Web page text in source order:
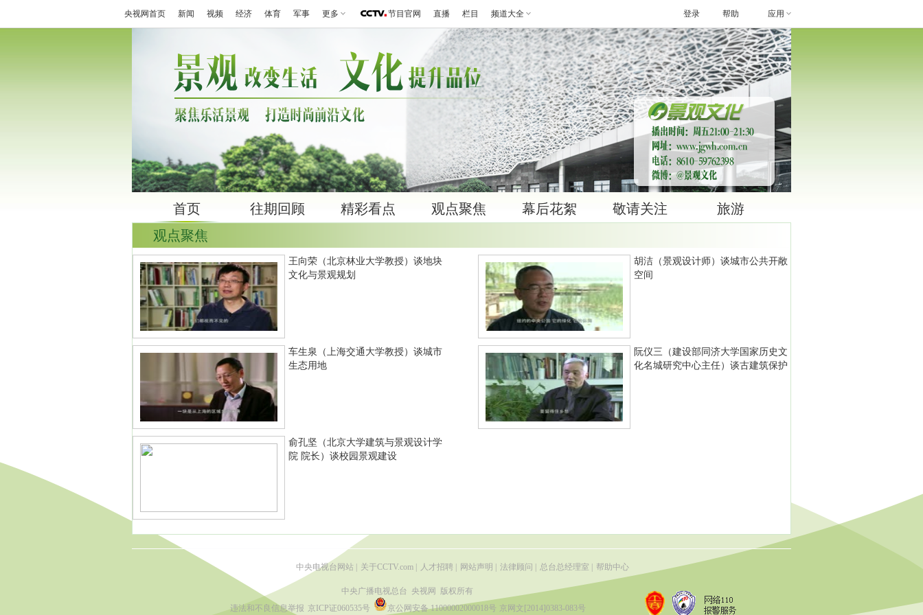
央视网首页 新闻 视频 经济 体育 军事 更多 节目官网 直播 栏目 频道大全 帮助 应用
登录
首页 往期回顾 精彩看点 观点聚焦 幕后花絮 敬请关注
旅游
观点聚焦
王向荣（北京林业大学教授）谈地块
文化与景观规划
胡洁（景观设计师）谈城市公共开敞
空间
车生泉（上海交通大学教授）谈城市
生态用地
阮仪三（建设部同济大学国家历史文
化名城研究中心主任）谈古建筑保护
俞孔坚（北京大学建筑与景观设计学
院 院长）谈校园景观建设
中央电视台网站 关于CCTV.com 人才招聘 网站声明 法律顾问 总台总经理室 帮助中心
中央广播电视总台 央视网 版权所有
违法和不良信息举报 京ICP证060535号 京公网安备 11000002000018号 京网文[2014]0383-083号